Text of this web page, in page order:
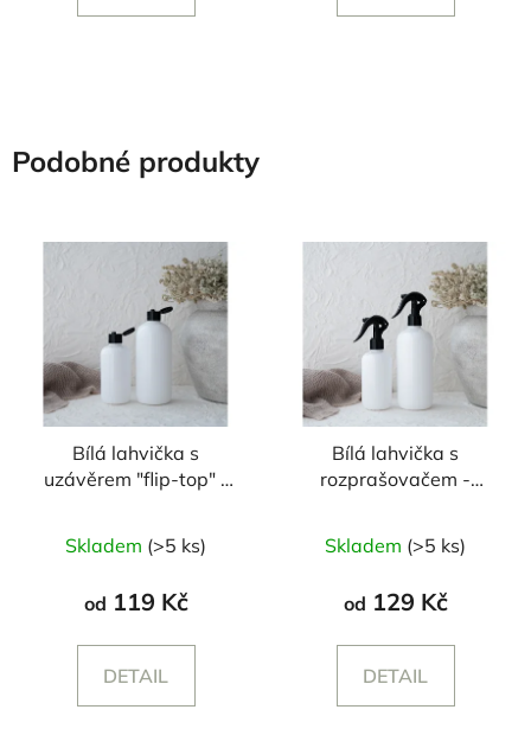
Podobné produkty
Bílá lahvička s
uzávěrem "flip-top" -
Skladem (>5 ks)
od 119 Kč
DETAIL
Bílá lahvička s
rozprašovačem -
Skladem (>5 ks)
od 129 Kč
DETAIL